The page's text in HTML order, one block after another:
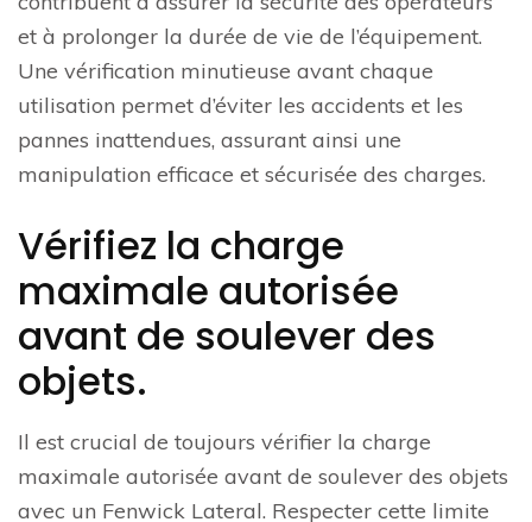
et à prolonger la durée de vie de l’équipement.
Une vérification minutieuse avant chaque
utilisation permet d’éviter les accidents et les
pannes inattendues, assurant ainsi une
manipulation efficace et sécurisée des charges.
Vérifiez la charge
maximale autorisée
avant de soulever des
objets.
Il est crucial de toujours vérifier la charge
maximale autorisée avant de soulever des objets
avec un Fenwick Lateral. Respecter cette limite